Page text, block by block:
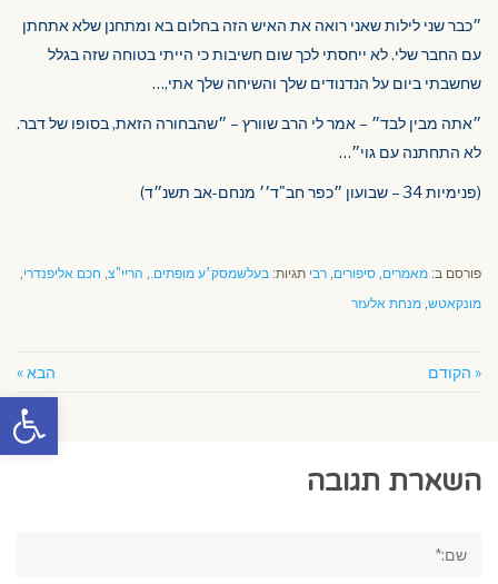
פתח
״כבר שני לילות שאני רואה את האיש הזה בחלום בא ומתחנן שלא אתחתן
עם החבר שלי. לא ייחסתי לכך שום חשיבות כי הייתי בטוחה שזה בגלל
שחשבתי ביום על הנדנודים שלך והשיחה שלך אתי,…
״אתה מבין לבד״ – אמר לי הרב שוורץ – ״שהבחורה הזאת, בסופו של דבר.
לא התחתנה עם גוי״…
(פנימיות 34 – שבועון ״כפר חב"ד׳׳ מנחם-אב תשנ״ד)
פורסם ב: מאמרים, סיפורים, רבי תגיות: בעלשמסק׳ע מופתים., הריי"צ, חכם אליפנדרי,
מונקאטש, מנחת אלעזר
« הקודם הבא »
השארת תגובה